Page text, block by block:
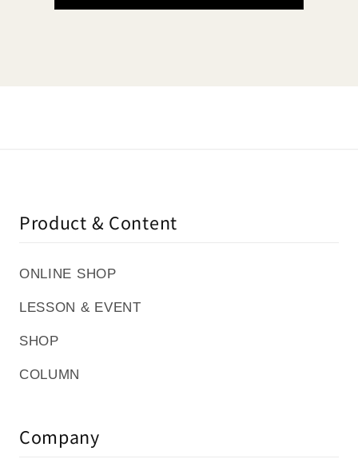
Product & Content
ONLINE SHOP
LESSON & EVENT
SHOP
COLUMN
Company